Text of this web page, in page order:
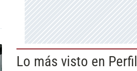
Lo más visto en Perfil